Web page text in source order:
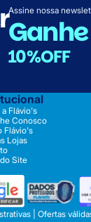
Assine nossa
Ganhe
10%OFF
Flávio's
Conosco
Flávio's
Lojas
Site
| Ofertas